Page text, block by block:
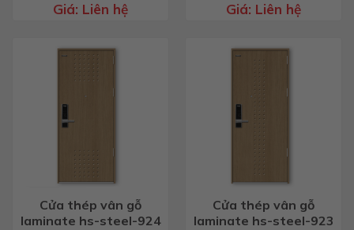
Được
0
5
sao
Giá: Liên hệ
Được
0
5
Giá: Liên hệ
Cửa thép vân gỗ
laminate hs-steel-924
Cửa thép vân gỗ
laminate hs-steel-923